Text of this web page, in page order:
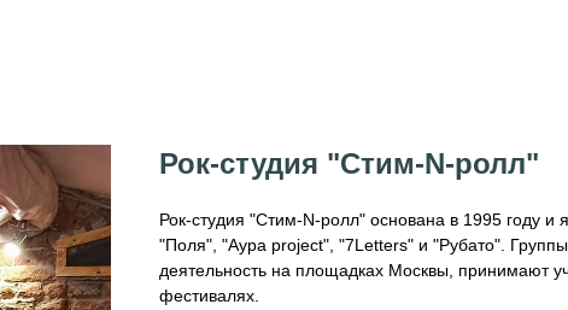
Рок-студия "Стим-N-ролл"
Рок-студия "Стим-N-ролл" основана в 1995 году и
"Поля", "Аура project", "7Letters" и "Рубато".
деятельность на площадках Москвы, принимают
фестивалях.